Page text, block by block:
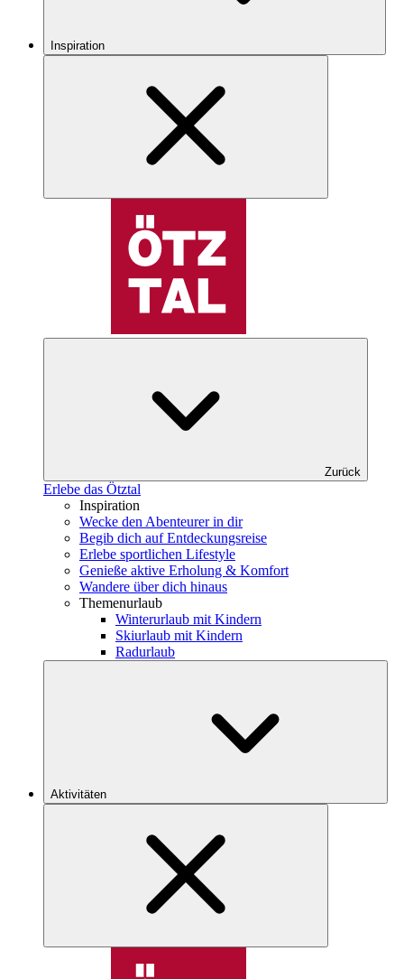
Inspiration
Zurück
Erlebe das Ötztal
Inspiration
Wecke den Abenteurer in dir
Begib dich auf Entdeckungsreise
Erlebe sportlichen Lifestyle
Genieße aktive Erholung & Komfort
Wandere über dich hinaus
Themenurlaub
Winterurlaub mit Kindern
Skiurlaub mit Kindern
Radurlaub
Aktivitäten